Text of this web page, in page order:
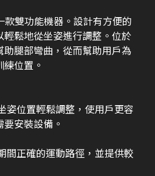
款雙功能機器。設計有方便的
鬆地從坐姿進行調整。位於
腿部彎曲，從而幫助用戶為
位置。
位置輕鬆調整，使用戶更容
安裝設備。
正確的運動路徑，並提供較